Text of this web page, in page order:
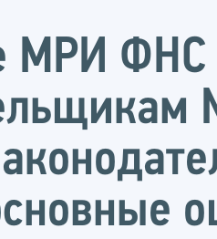
МРИ ФНС